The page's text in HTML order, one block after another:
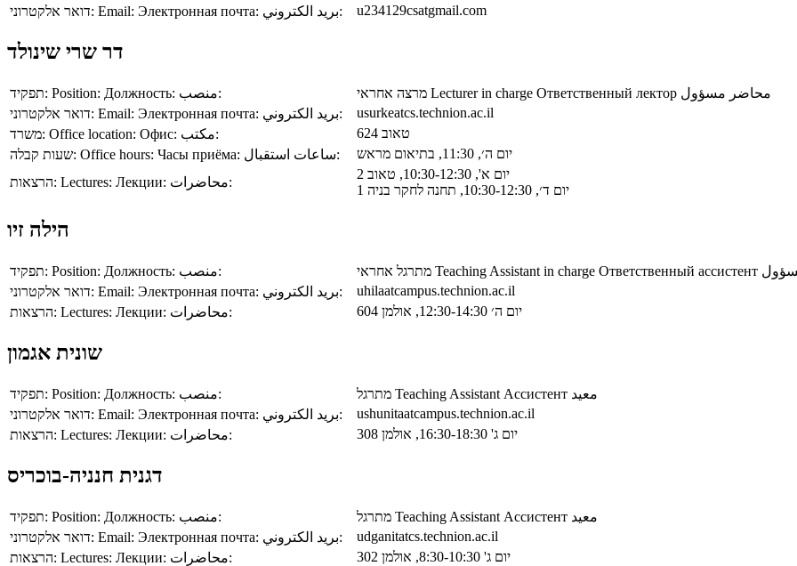
דואר אלקטרוני: Email: Электронная почта: بريد الكتروني: u234129csatgmail.com
דר שרי שינולד
תפקיד: Position: Должность: منصب: מרצה אחראי Lecturer in charge Ответственный лектор محاضر مسؤول
דואר אלקטרוני: Email: Электронная почта: بريد الكتروني:
usurkeatcs.technion.ac.il
משרד: Office location: Офис: مكتب:
טאוב 624
שעות קבלה: Office hours: Часы приёма: ساعات استقبال:
יום ה׳, 11:30, בתיאום מראש
הרצאות: Lectures: Лекции: محاضرات:
יום א', 10:30-12:30, טאוב 2
יום ד׳, 10:30-12:30, תחנה לחקר בניה 1
הילה זיו
תפקיד: Position: Должность: منصب: מתרגל אחראי Teaching Assistant in charge Ответственный ассистент
דואר אלקטרוני: Email: Электронная почта: بريد الكتروني:
uhilaatcampus.technion.ac.il
הרצאות: Lectures: Лекции: محاضرات: יום ה׳ 12:30-14:30, אולמן 604
שונית אגמון
תפקיד: Position: Должность: منصب: מתרגל Teaching Assistant Ассистент معيد
דואר אלקטרוני: Email: Электронная почта: بريد الكتروني:
ushunitaatcampus.technion.ac.il
הרצאות: Lectures: Лекции: محاضرات: יום ג' 16:30-18:30, אולמן 308
דגנית חנניה-בוכריס
תפקיד: Position: Должность: منصب: מתרגל Teaching Assistant Ассистент معيد
דואר אלקטרוני: Email: Электронная почта: بريد الكتروني:
udganitatcs.technion.ac.il
הרצאות: Lectures: Лекции: محاضرات: יום ג' 8:30-10:30, אולמן 302